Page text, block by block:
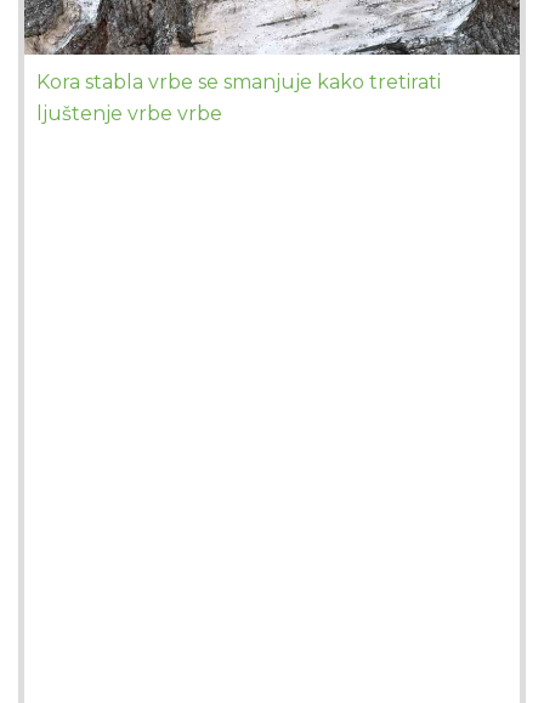
Kora stabla vrbe se smanjuje kako tretirati
ljuštenje vrbe vrbe